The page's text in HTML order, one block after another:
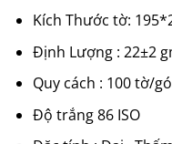
Kích Thước tờ:
Định Lượng : 22±2
Quy cách : 100 tờ/
Độ trắng 86 ISO